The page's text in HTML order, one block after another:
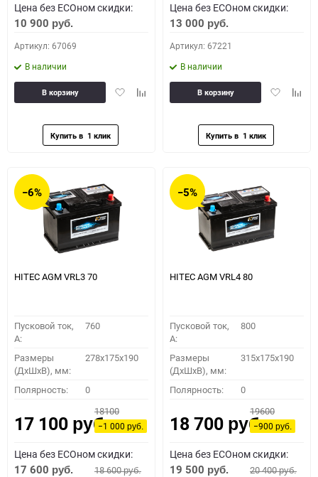
Цена без ECOном скидки:
10 900 руб.
Артикул: 67069
В наличии
ДобавитьДобавить
В корзину
Цена без ECOном скидки:
13 000 руб.
Артикул: 67221
В наличии
Добавить
В корзину
−6%
HITEC AGM VRL3 70
Пусковой ток,
A:
760
Размеры
(ДхШхВ), мм:
278x175x190
Полярность: 0
17 100 руб.
18100
−1 000руб.
Цена без ECOном скидки:
17 600 руб. 18 600руб.
−5%
HITEC AGM VRL4 80
Пусковой ток,
A:
800
Размеры
(ДхШхВ), мм:
315x175x190
Полярность: 0
18 700 руб.
19600
−900руб.
Цена без ECOном скидки:
19 500 руб. 20 400руб.